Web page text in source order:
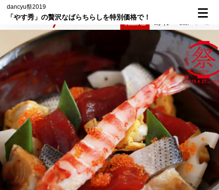
dancyu祭2019
「やす秀」の贅沢なばらちらしを特別価格で！